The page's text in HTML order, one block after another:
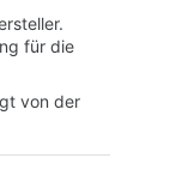
für die
von der